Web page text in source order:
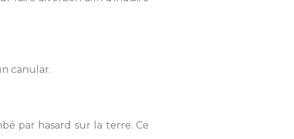
canular.
par hasard sur la terre. Ce